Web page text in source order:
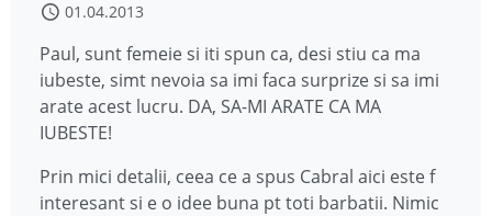
01.04.2013
Paul, sunt femeie si iti spun ca, desi stiu ca ma
iubeste, simt nevoia sa imi faca surprize si sa imi
arate acest lucru. DA, SA-MI ARATE CA MA
IUBESTE!
Prin mici detalii, ceea ce a spus Cabral aici este f
interesant si e o idee buna pt toti barbatii. Nimic